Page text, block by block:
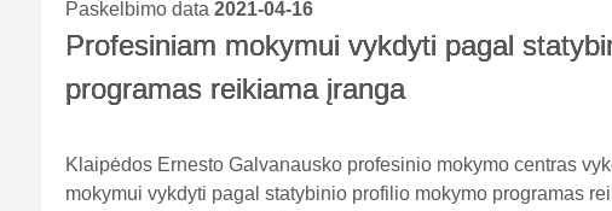
Paskelbimo data2021-04-16
Profesiniam mokymui vykdyti pagal
programas reikiama įranga
Klaipėdos Ernesto Galvanausko profesinio mokymo centras
mokymui vykdyti pagal statybinio profilio mokymo programas